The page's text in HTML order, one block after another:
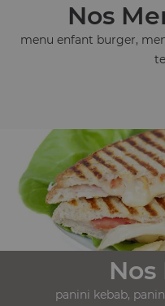
Nos
menu enfant burger,
panini kebab,